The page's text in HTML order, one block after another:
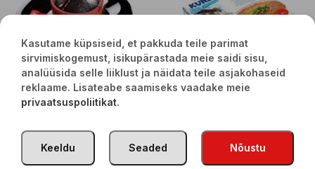
Lezza šokolaadi laavakook 200g
6,90
€
2020
Kasutame küpsiseid, et pakkuda teile parimat
sirvimiskogemust, isikupärastada meie saidi sisu,
analüüsida selle liiklust ja näidata teile asjakohaseid
reklaame. Lisateabe saamiseks vaadake meie
privaatsuspoliitikat.
Nõustu
Seaded
Keeldu